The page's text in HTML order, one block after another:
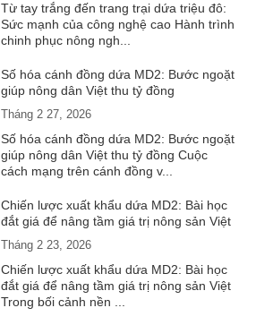
Từ tay trắng đến trang trại dứa triệu đô:
Sức mạnh của công nghệ cao Hành trình
chinh phục nông ngh...
Số hóa cánh đồng dứa MD2: Bước ngoặt
giúp nông dân Việt thu tỷ đồng
Tháng 2 27, 2026
Số hóa cánh đồng dứa MD2: Bước ngoặt
giúp nông dân Việt thu tỷ đồng Cuộc
cách mạng trên cánh đồng v...
Chiến lược xuất khẩu dứa MD2: Bài học
đắt giá để nâng tầm giá trị nông sản Việt
Tháng 2 23, 2026
Chiến lược xuất khẩu dứa MD2: Bài học
đắt giá để nâng tầm giá trị nông sản Việt
Trong bối cảnh nền ...